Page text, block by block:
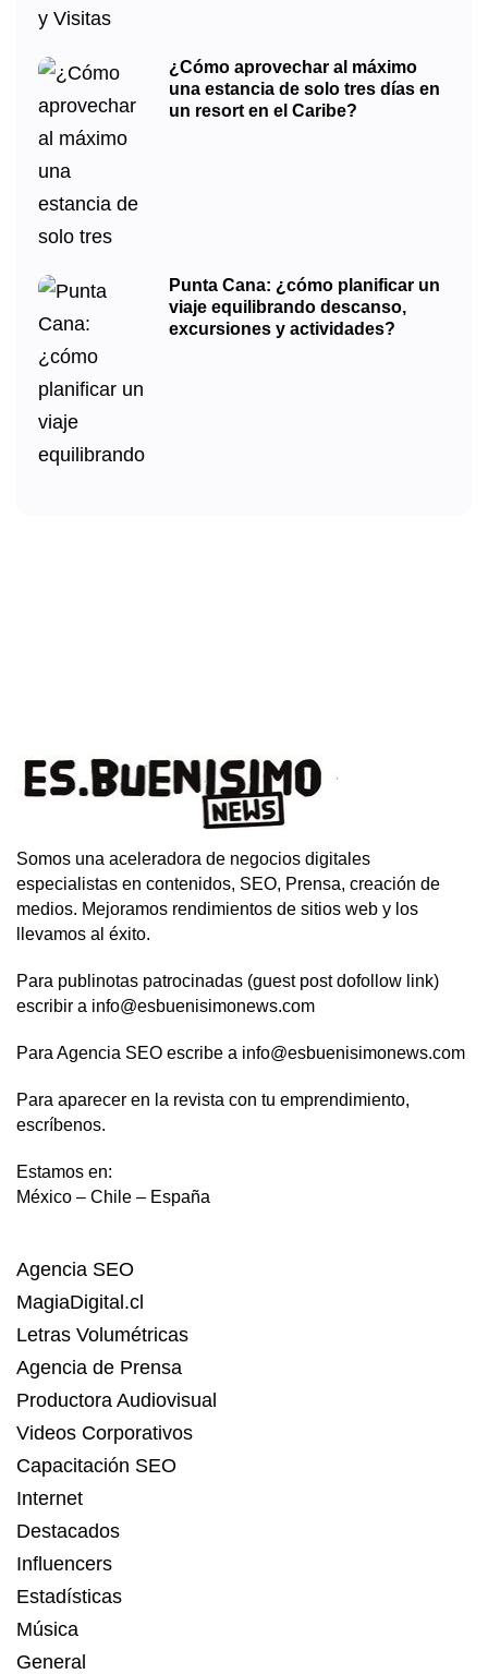
¿Cómo aprovechar al máximo
una estancia de solo tres días en
un resort en el Caribe?
Punta Cana: ¿cómo planificar un
viaje equilibrando descanso,
excursiones y actividades?
Somos una aceleradora de negocios digitales
especialistas en contenidos, SEO, Prensa, creación de
medios. Mejoramos rendimientos de sitios web y los
llevamos al éxito.
Para publinotas patrocinadas (guest post dofollow link)
escribir a info@esbuenisimonews.com
Para Agencia SEO escribe a info@esbuenisimonews.com
Para aparecer en la revista con tu emprendimiento,
escríbenos.
Estamos en:
México – Chile – España
Agencia SEO
MagiaDigital.cl
Letras Volumétricas
Agencia de Prensa
Productora Audiovisual
Videos Corporativos
Capacitación SEO
Internet
Destacados
Influencers
Estadísticas
Música
General